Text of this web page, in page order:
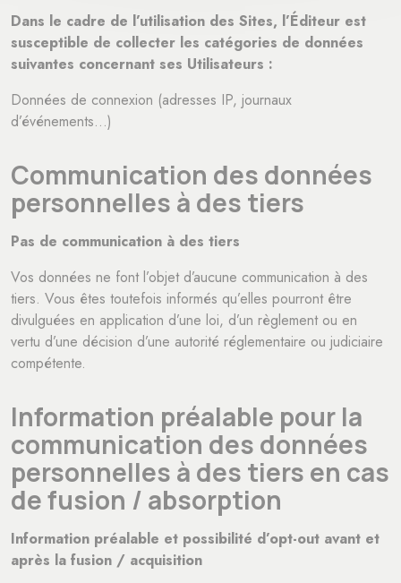
Dans le cadre de l’utilisation des Sites, l’Éditeur est
susceptible de collecter les catégories de données
suivantes concernant ses Utilisateurs :
Données de connexion (adresses IP, journaux
d’événements…)
Communication des données
personnelles à des tiers
Pas de communication à des tiers
Vos données ne font l’objet d’aucune communication à des
tiers. Vous êtes toutefois informés qu’elles pourront être
divulguées en application d’une loi, d’un règlement ou en
vertu d’une décision d’une autorité réglementaire ou judiciaire
compétente.
Information préalable pour la
communication des données
personnelles à des tiers en cas
de fusion / absorption
Information préalable et possibilité d’opt-out avant et
après la fusion / acquisition